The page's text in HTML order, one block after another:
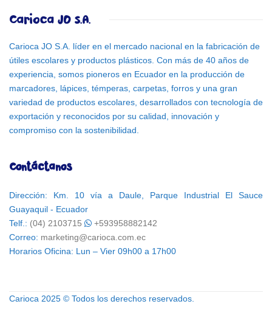
Carioca JO S.A.
Carioca JO S.A. líder en el mercado nacional en la fabricación de
útiles escolares y productos plásticos. Con más de 40 años de
experiencia, somos pioneros en Ecuador en la producción de
marcadores, lápices, témperas, carpetas, forros y una gran
variedad de productos escolares, desarrollados con tecnología de
exportación y reconocidos por su calidad, innovación y
compromiso con la sostenibilidad.
Contáctanos
Dirección: Km. 10 vía a Daule, Parque Industrial El Sauce
Guayaquil - Ecuador
Telf.: (04) 2103715
+593958882142
Correo: marketing@carioca.com.ec
Horarios Oficina: Lun – Vier 09h00 a 17h00
Carioca 2025 © Todos los derechos reservados.